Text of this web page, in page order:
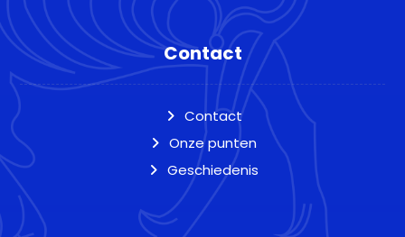
Contact
Contact
Onze punten
Geschiedenis